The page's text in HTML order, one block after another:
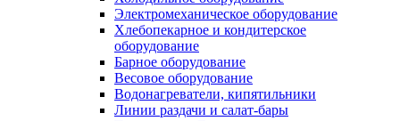
Электромеханическое оборудование
Хлебопекарное и кондитерское
оборудование
Барное оборудование
Весовое оборудование
Водонагреватели, кипятильники
Линии раздачи и салат-бары